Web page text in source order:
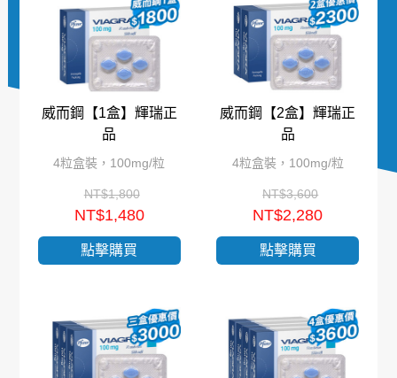
威而鋼【1盒】輝瑞正
品
4粒盒裝，100mg/粒
NT$1,480
NT$1,800
點擊購買
威而鋼【2盒】輝瑞正
品
4粒盒裝，100mg/粒
NT$2,280
NT$3,600
點擊購買